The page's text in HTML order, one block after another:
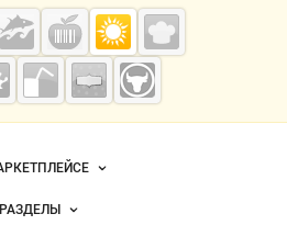
проекты
Grainboard.ru
— зерно и
мука
контакты
Grainboard.ru
РАЗДЕЛЫ